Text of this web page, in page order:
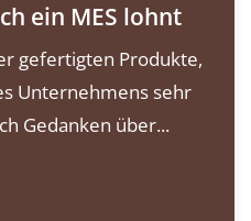
ein MES lohnt
gefertigten Produkte,
Unternehmens sehr
Gedanken über...